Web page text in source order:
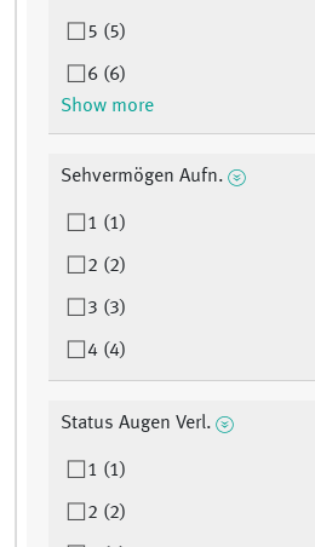
5 (5)
6 (6)
Show more
Sehvermögen Aufn.
1 (1)
2 (2)
3 (3)
4 (4)
Status Augen Verl.
1 (1)
2 (2)